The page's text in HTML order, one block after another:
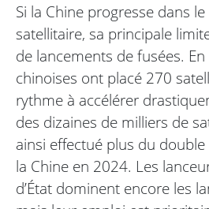
Si la Chine progresse dans
satellitaire, sa principale
de lancements de fusées.
chinoises ont placé 270
rythme à accélérer
des dizaines de milliers de
ainsi effectué plus du
la Chine en 2024. Les
d’État dominent encore les